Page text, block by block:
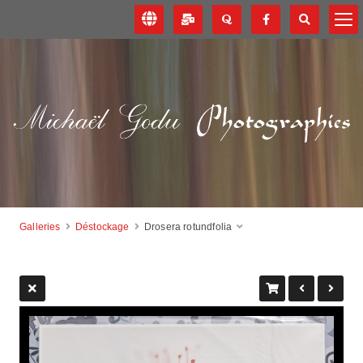
Galleries Déstockage Drosera rotundfolia